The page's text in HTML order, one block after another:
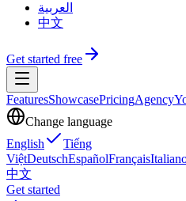
العربية
中文
Get started free
FeaturesShowcasePricingAgency
Change language
English
Tiếng
ViệtDeutschEspañolFrançais
中文
Get started